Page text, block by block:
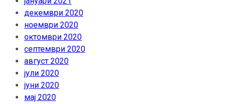
декември 2020
ноември 2020
октомври 2020
септември 2020
август 2020
јули 2020
јуни 2020
мај 2020